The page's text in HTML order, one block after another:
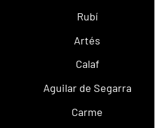
Rubí
Artés
Calaf
Aguilar de Segarra
Carme